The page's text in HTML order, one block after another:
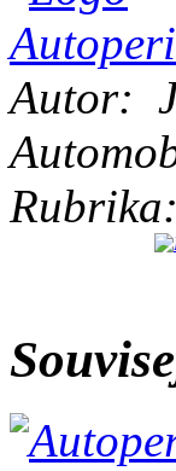
Autor:
Rubrika: